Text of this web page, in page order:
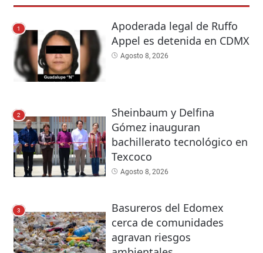
1
Apoderada legal de Ruffo
Appel es detenida en CDMX
Agosto 8, 2026
2
Sheinbaum y Delfina
Gómez inauguran
bachillerato tecnológico en
Texcoco
Agosto 8, 2026
3
Basureros del Edomex
cerca de comunidades
agravan riesgos